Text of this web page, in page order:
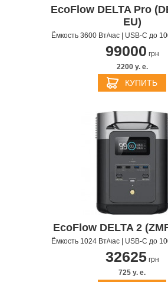
EcoFlow DELTA Pro
EU)
Ёмкость 3600 Вт/час | USB-C до
99000 грн
2200 y. e.
КУПИТЬ
EcoFlow DELTA 2
Ёмкость 1024 Вт/час | USB-C до
32625грн
725 y. e.